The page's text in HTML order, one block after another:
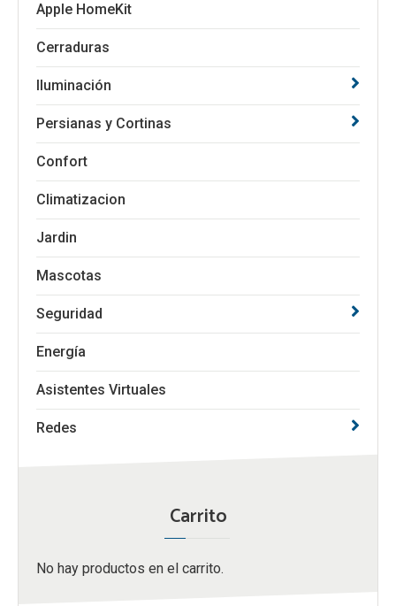
Apple HomeKit
Cerraduras
Iluminación
Persianas y Cortinas
Confort
Climatizacion
Jardin
Mascotas
Seguridad
Energía
Asistentes Virtuales
Redes
Carrito
No hay productos en el carrito.